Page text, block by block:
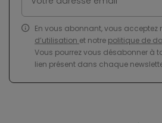
En vous abonnant, vous acceptez
d’utilisation et notre politique de
Vous pourrez vous désabonner à
lien présent dans chaque